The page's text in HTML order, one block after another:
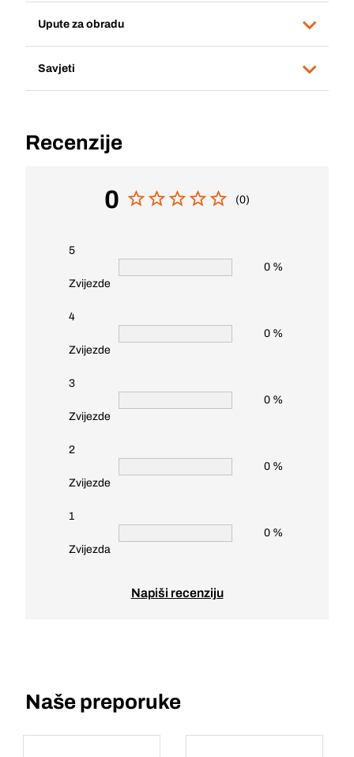
Upute za obradu
Savjeti
Recenzije
0 (0)
5
Zvijezde
0 %
4
Zvijezde
0 %
3
Zvijezde
0 %
2
Zvijezde
0 %
1
Zvijezda
0 %
Napiši recenziju
Naše preporuke